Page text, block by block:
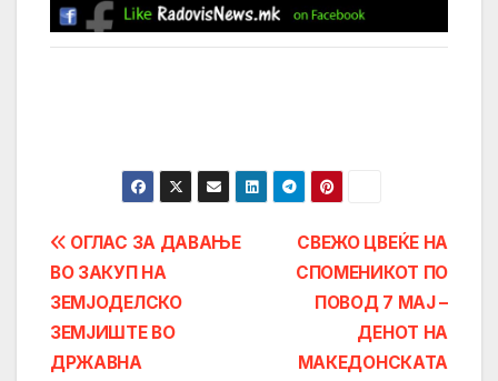
Post
navigation
СВЕЖО ЦВЕЌЕ НА
СПОМЕНИКОТ ПО
ПОВОД 7 МАЈ –
ДЕНОТ НА
МАКЕДОНСКАТА
ОГЛАС ЗА ДАВАЊЕ
ВО ЗАКУП НА
ЗЕМЈОДЕЛСКО
ЗЕМЈИШТЕ ВО
ДРЖАВНА